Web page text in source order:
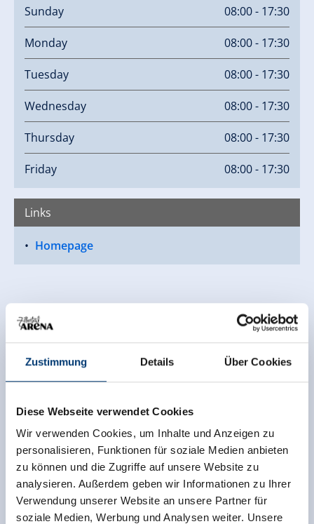
Zustimmung Details Über Cookies
Diese Webseite verwendet Cookies
Wir verwenden Cookies, um Inhalte und Anzeigen zu
personalisieren, Funktionen für soziale Medien anbieten
zu können und die Zugriffe auf unsere Website zu
analysieren. Außerdem geben wir Informationen zu Ihrer
Verwendung unserer Website an unsere Partner für
soziale Medien, Werbung und Analysen weiter. Unsere
Sunday 08:00 - 17:30
Monday 08:00 - 17:30
Tuesday 08:00 - 17:30
Wednesday 08:00 - 17:30
Thursday 08:00 - 17:30
Friday 08:00 - 17:30
Links
Homepage